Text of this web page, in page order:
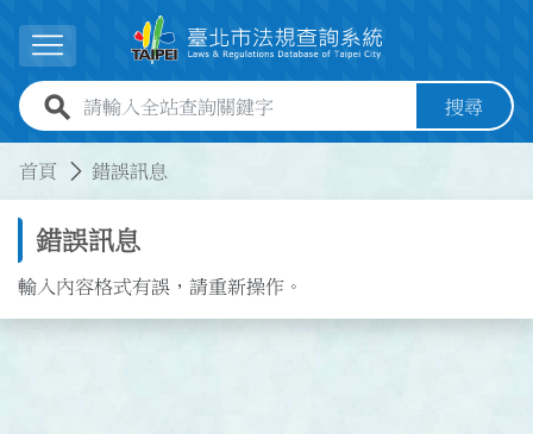
展開選單
全站查詢關鍵字欄位 搜尋
首頁 錯誤訊息
錯誤訊息
輸入內容格式有誤，請重新操作。